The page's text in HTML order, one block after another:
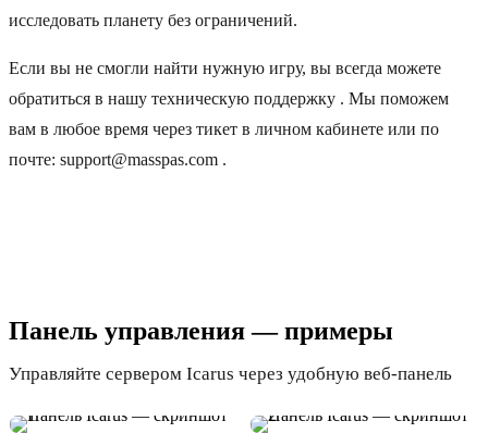
исследовать планету без ограничений.
Если вы не смогли найти нужную игру, вы всегда можете
обратиться в нашу техническую поддержку . Мы поможем
вам в любое время через тикет в личном кабинете или по
почте: support@masspas.com .
Панель управления — примеры
Управляйте сервером Icarus через удобную веб-панель